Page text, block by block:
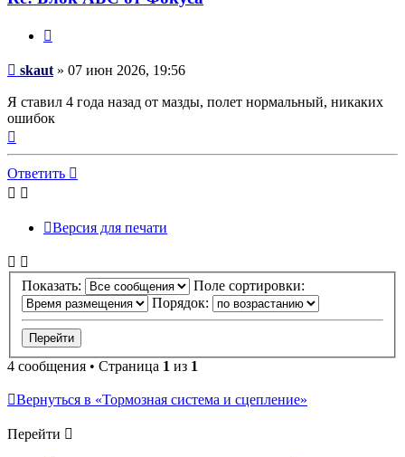
Сообщение
skaut » 07 июн 2026, 19:56
Я ставил 4 года назад от мазды, полет нормальный, никаких
ошибок
началу
Ответить
Версия для печати
Показать:
Поле сортировки:
Порядок:
4 сообщения • Страница 1 из 1
Вернуться в «Тормозная система и сцепление»
Перейти